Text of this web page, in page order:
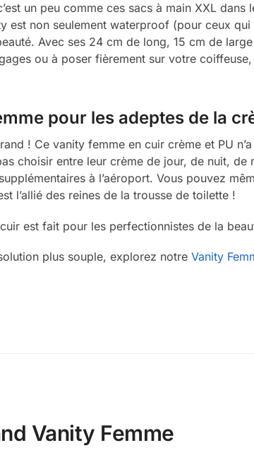
un peu comme ces sacs à main XXL
est non seulement waterproof (pour ceux
Avec ses 24 cm de long, 15 cm de
ou à poser fièrement sur votre
pour les adeptes de la
! Ce vanity femme en cuir crème et PU
choisir entre leur crème de jour, de nuit, de
à l’aéroport. Vous pouvez
l’allié des reines de la trousse de toilette !
est fait pour les perfectionnistes de la
plus souple, explorez notre Vanity
Vanity Femme